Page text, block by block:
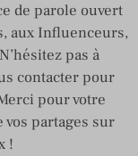
de parole ouvert
aux Influenceurs,
pas à
contacter pour
pour votre
vos partages sur
!